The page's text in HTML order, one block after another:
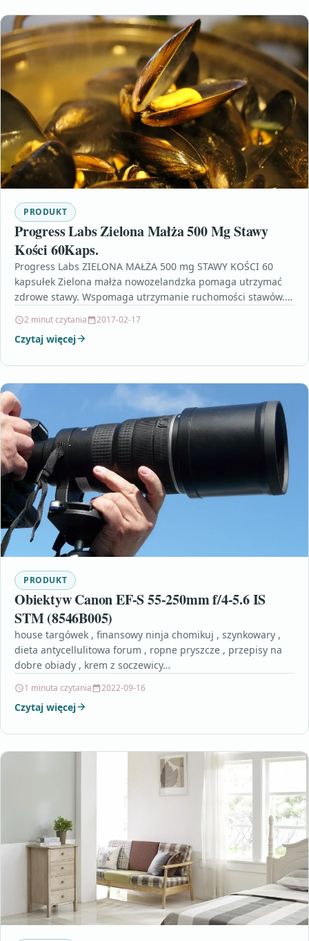
PRODUKT
Progress Labs Zielona Małża 500 Mg Stawy
Kości 60Kaps.
Progress Labs ZIELONA MAŁŻA 500 mg STAWY KOŚCI 60
kapsułek Zielona małża nowozelandzka pomaga utrzymać
zdrowe stawy. Wspomaga utrzymanie ruchomości stawów.
2 minut czytania 2017-02-17
Czytaj więcej
PRODUKT
Obiektyw Canon EF-S 55-250mm f/4-5.6 IS
STM (8546B005)
house targówek , finansowy ninja chomikuj , szynkowary ,
dieta antycellulitowa forum , ropne pryszcze , przepisy na
dobre obiady , krem z soczewicy…
1 minuta czytania 2022-09-16
Czytaj więcej